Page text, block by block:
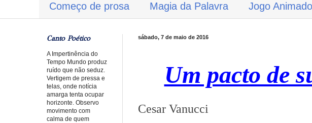
Começo de prosa Magia da Palavra Jogo Animado
sábado, 7 de maio de 2016
Um pacto de
Cesar Vanucci
Canto Poético
A Impertinência do
Tempo Mundo produz
ruído que não seduz.
Vertigem de pressa e
telas, onde notícia
amarga tenta ocupar
horizonte. Observo
movimento com
calma de quem